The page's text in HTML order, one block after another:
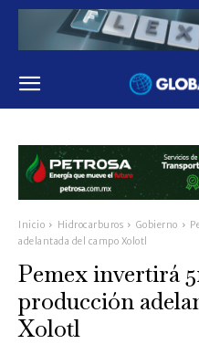
Inicio Hidrocarburos Gobierno
adelantada del campo Xolotl
Pemex invertirá
producción
Xolotl